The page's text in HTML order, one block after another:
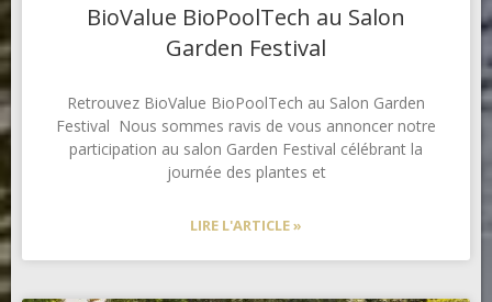
BioValue BioPoolTech au Salon
Garden Festival
Retrouvez BioValue BioPoolTech au Salon Garden
Festival Nous sommes ravis de vous annoncer notre
participation au salon Garden Festival célébrant la
journée des plantes et
LIRE L'ARTICLE »